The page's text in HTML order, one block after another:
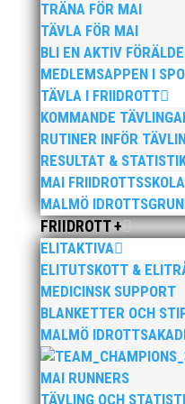
TRÄNA FÖR MAI
TÄVLA FÖR MAI
BLI EN AKTIV
MEDLEMSAPPEN I
TÄVLA I FRIIDROTT
KOMMANDE
RUTINER INFÖR
RESULTAT &
MAI FRIIDROTTSSKOLA
MALMÖ
FRIIDROTT +
ELITAKTIVA
ELITUTSKOTT &
MEDICINSK SUPPORT
BLANKETTER OCH
MALMÖ
MAI RUNNERS
TÄVLING OCH
Nu kan du se när
Hösten 2024. Klicka här!